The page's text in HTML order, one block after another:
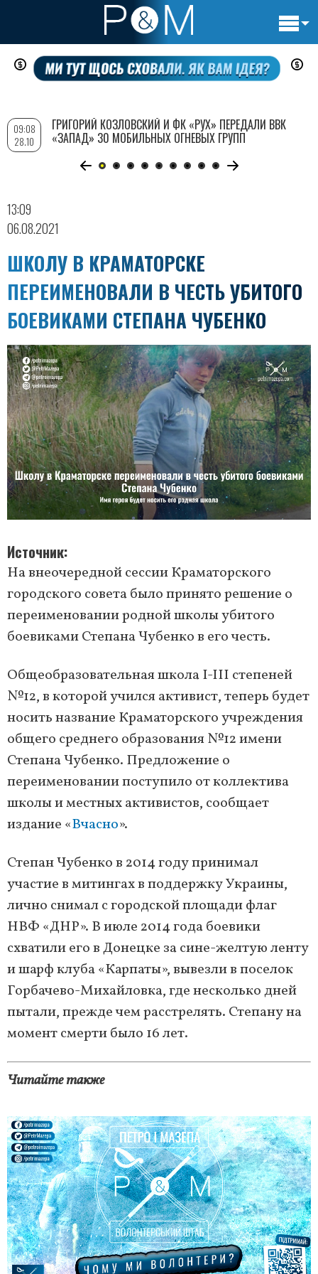
Перейти
содержанию
13:09
06.08.2021
ШКОЛУ В КРАМАТОРСКЕ
ПЕРЕИМЕНОВАЛИ В ЧЕСТЬ УБИТОГО
БОЕВИКАМИ СТЕПАНА ЧУБЕНКО
Источник
На внеочередной сессии Краматорского
городского совета было принято решение о
переименовании родной школы убитого
боевиками Степана Чубенко в его честь.
Общеобразовательная школа I-III степеней
№12, в которой учился активист, теперь будет
носить название Краматорского учреждения
общего среднего образования №12 имени
Степана Чубенко. Предложение о
переименовании поступило от коллектива
школы и местных активистов, сообщает
издание «Вчасно».
Степан Чубенко в 2014 году принимал
участие в митингах в поддержку Украины,
лично снимал с городской площади флаг
НВФ «ДНР». В июле 2014 года боевики
схватили его в Донецке за сине-желтую ленту
и шарф клуба «Карпаты», вывезли в поселок
Горбачево-Михайловка, где несколько дней
пытали, прежде чем расстрелять. Степану на
момент смерти было 16 лет.
Читайте также
09:08
28.10
ГРИГОРИЙ КОЗЛОВСКИЙ И ФК «РУХ» ПЕРЕДАЛИ ВВК
«ЗАПАД» 30 МОБИЛЬНЫХ ОГНЕВЫХ ГРУПП